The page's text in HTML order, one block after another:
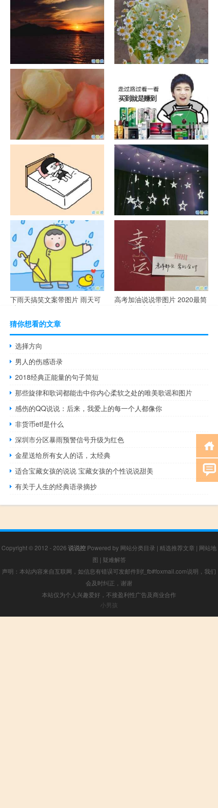
励志鸡汤
日出文案温柔句子 看日出的微
信说说配图
晒风景照的唯美说说配图 适合
发风景的朋友圈文案
官宣恋爱的说说配图 官宣句子
抖音摆地摊文案 摆地摊的搞笑
说说带图片
谐音梗土味情话大全带图片 油
腻搞笑的土味情话
很酷的霸气句子带图片 最新霸
气说说高冷范
下雨天搞笑文案带图片 雨天可
以发的幽默句子
高考加油说说带图片 2020最简
单励志的高考文案
猜你想看的文章
选择方向
男人的伤感语录
2018经典正能量的句子简短
那些旋律和歌词都能击中你内心柔软之处的唯美歌谣和图片
感伤的QQ说说：后来，我爱上的每一个人都像你
非货币etf是什么
深圳市分区暴雨预警信号升级为红色
金星送给所有女人的话，太经典
适合宝藏女孩的说说 宝藏女孩的个性说说甜美
有关于人生的经典语录摘抄
Copyright © 2012 - 2026 说说控 Powered by 网站分类目录 | 精选推荐文章 | 网站地
图 | 疑难解答
声明：本站内容来自互联网，如信息有错误可发邮件到f_fb#foxmail.com说明，我们
会及时纠正，谢谢
本站仅为个人兴趣爱好，不接盈利性广告及商业合作
小男孩